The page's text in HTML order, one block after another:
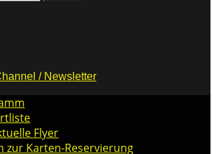
/ Newsletter
Flyer
zur Karten-Reservierung